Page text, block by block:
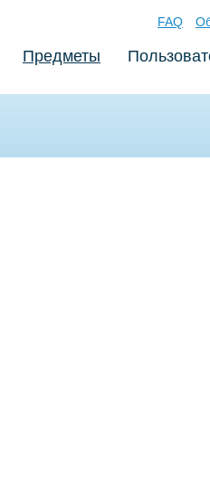
FAQ
Предметы